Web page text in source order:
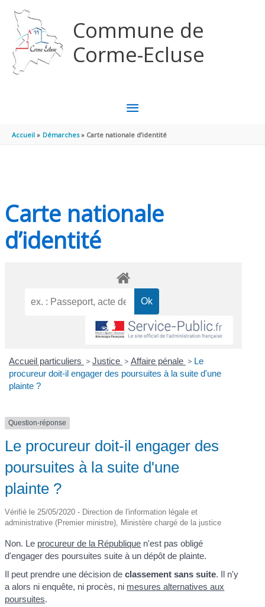
Commune de
Corme-Ecluse
MENU
PRINCIPAL
Accueil Démarches Carte nationale d’identité
Carte nationale
d’identité
Accueil particuliers > Justice > Affaire pénale > Le
procureur doit-il engager des poursuites à la suite d'une
plainte ?
Question-réponse
Le procureur doit-il engager des
poursuites à la suite d'une
plainte ?
Vérifié le 25/05/2020 - Direction de l'information légale et
administrative (Premier ministre), Ministère chargé de la justice
Non. Le procureur de la République n'est pas obligé
d'engager des poursuites suite à un dépôt de plainte.
Il peut prendre une décision declassement sans suite. Il n'y
a alors ni enquête, ni procès, ni mesures alternatives aux
poursuites.